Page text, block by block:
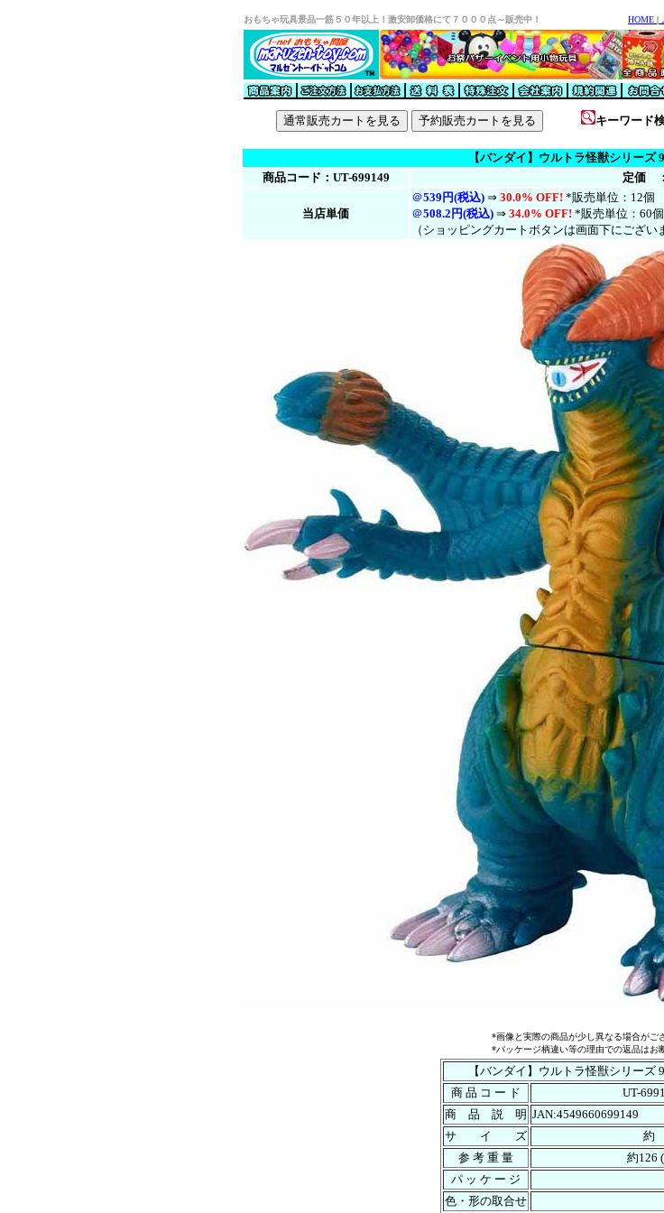
おもちゃ玩具景品一筋５０年以上！激安卸価格にて７０００点～販売中！ HOME |
キーワード
【バンダイ】ウルトラ怪獣シリーズ
商品コード：UT-699149
定価
当店単価
＠539円(税込) ⇒ 30.0% OFF! *販売単位：12個
＠508.2円(税込) ⇒ 34.0% OFF! *販売単位：60
（ショッピングカートボタンは画面下にござい
*画像と実際の商品が少し異なる場合がご
*パッケージ柄違い等の理由での返品はお
【バンダイ】ウルトラ怪獣シリーズ
商 品 コ ー ド
UT-
商 品 説 明 JAN:4549660699149
サ イ ズ
約
参 考 重 量
約126
パ ッ ケ ー ジ
色・形の取合せ